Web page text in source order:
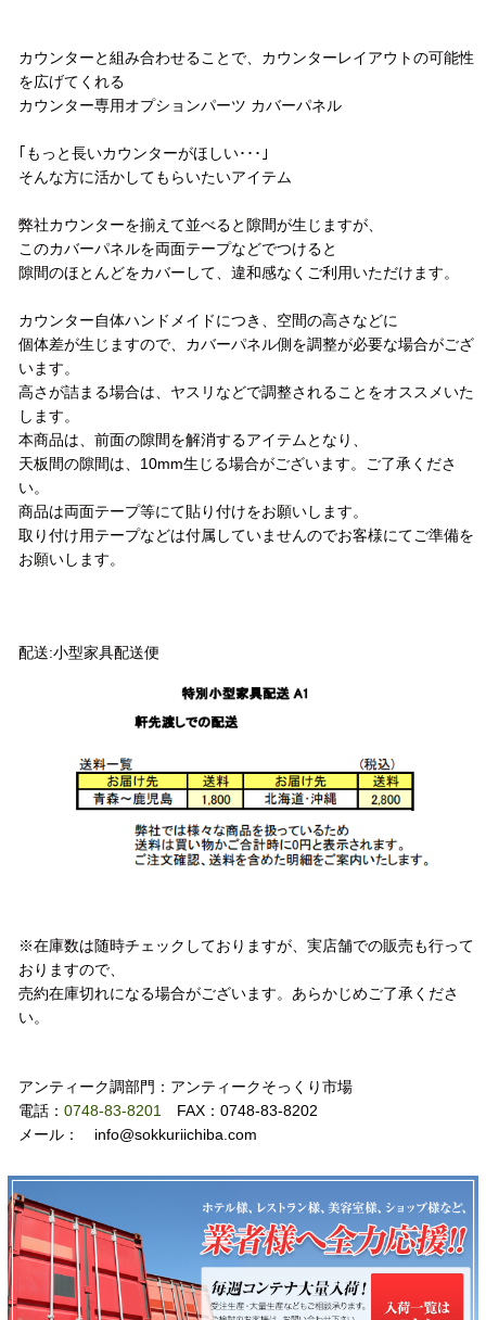
カウンターと組み合わせることで、カウンターレイアウトの可能性
を広げてくれる
カウンター専用オプションパーツ カバーパネル
｢もっと長いカウンターがほしい･･･｣
そんな方に活かしてもらいたいアイテム
弊社カウンターを揃えて並べると隙間が生じますが、
このカバーパネルを両面テープなどでつけると
隙間のほとんどをカバーして、違和感なくご利用いただけます。
カウンター自体ハンドメイドにつき、空間の高さなどに
個体差が生じますので、カバーパネル側を調整が必要な場合がござ
います。
高さが詰まる場合は、ヤスリなどで調整されることをオススメいた
します。
本商品は、前面の隙間を解消するアイテムとなり、
天板間の隙間は、10mm生じる場合がございます。ご了承くださ
い。
商品は両面テープ等にて貼り付けをお願いします。
取り付け用テープなどは付属していませんのでお客様にてご準備を
お願いします。
配送:小型家具配送便
※在庫数は随時チェックしておりますが、実店舗での販売も行って
おりますので、
売約在庫切れになる場合がございます。あらかじめご了承くださ
い。
アンティーク調部門：アンティークそっくり市場
電話： 0748-83-8201
FAX：0748-83-8202
メール： info@sokkuriichiba.com